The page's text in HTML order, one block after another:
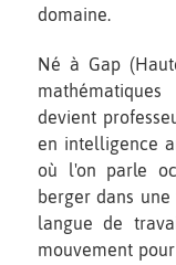
domaine.
Né à Gap
devient
en intelligence
où l'on parle
berger dans
langue de
mouvement